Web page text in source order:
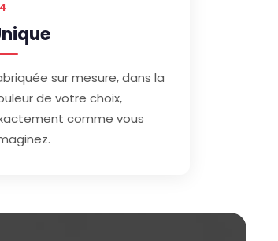
sur mesure, dans la
de votre choix,
comme vous